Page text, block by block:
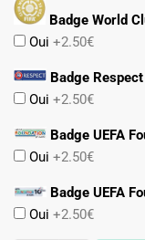
Badge World
Oui +2.50€
Badge Respect
Oui +2.50€
Badge UEFA
Oui +2.50€
Badge UEFA
Oui +2.50€